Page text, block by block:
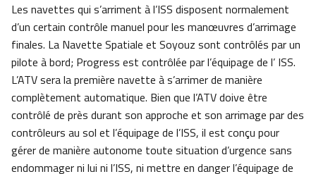
Les navettes qui s’arriment à l’ISS disposent normalement
d’un certain contrôle manuel pour les manœuvres d’arrimage
finales. La Navette Spatiale et Soyouz sont contrôlés par un
pilote à bord; Progress est contrôlée par l’équipage de l’ ISS.
L’ATV sera la première navette à s’arrimer de manière
complètement automatique. Bien que l’ATV doive être
contrôlé de près durant son approche et son arrimage par des
contrôleurs au sol et l’équipage de l’ISS, il est conçu pour
gérer de manière autonome toute situation d’urgence sans
endommager ni lui ni l’ISS, ni mettre en danger l’équipage de